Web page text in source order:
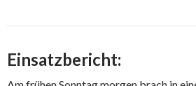
Einsatzbericht: